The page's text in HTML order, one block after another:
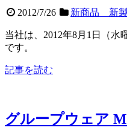
2012/7/26 新商品 新
当社は、2012年8月1日（
です。
記事を読む
グループウェア